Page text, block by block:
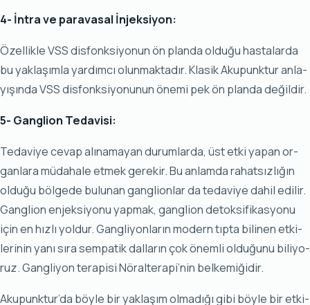
4- İn­tra ve pa­ra­va­sal İn­jek­si­yon:
Özel­lik­le VSS dis­fonk­si­yo­nun ön plan­da ol­du­ğu has­ta­lar­da
bu yak­la­şım­la yar­dım­cı olun­mak­ta­dır. Kla­sik Aku­punk­tur an­la­
yı­şın­da VSS dis­fonk­si­yo­nu­nun öne­mi pek ön plan­da de­ğil­dir.
5- Gang­li­on Te­da­vi­si:
Te­da­vi­ye ce­vap alı­na­ma­yan du­rum­lar­da, üst et­ki ya­pan or­
gan­la­ra mü­da­ha­le et­mek ge­re­kir. Bu an­lam­da ra­hat­sız­lı­ğın
ol­du­ğu böl­ge­de bu­lu­nan gang­li­on­lar da te­da­vi­ye da­hil edi­lir.
Gang­li­on en­jek­si­yo­nu yap­mak, gang­li­on de­tok­si­fi­kas­yo­nu
için en hız­lı yol­dur. Gang­li­yon­la­rın mo­dern tıp­ta bi­li­nen et­ki­
le­ri­nin ya­nı sı­ra sem­pa­tik dal­la­rın çok önem­li ol­du­ğu­nu bi­li­yo­
ruz. Gang­li­yon te­ra­pi­si Nö­ral­te­ra­pi’nin bel­ke­mi­ği­dir.
Aku­punk­tur’da böy­le bir yak­la­şım ol­ma­dı­ğı gi­bi böy­le bir et­ki­